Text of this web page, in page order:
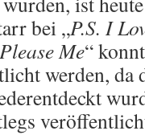
bei „P.S. I
Me“
werden, da